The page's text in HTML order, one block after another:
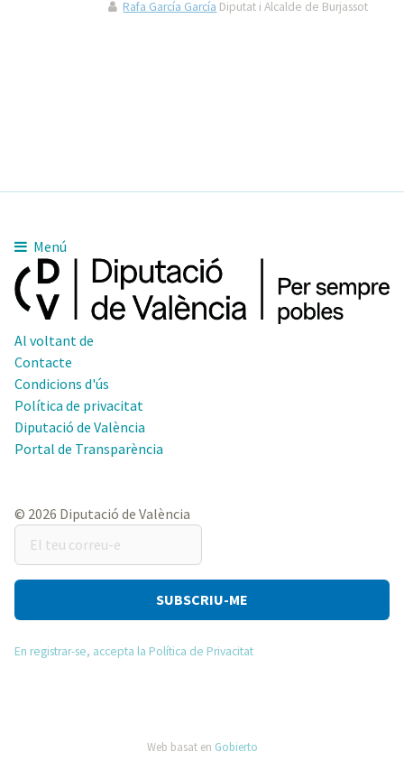
Rafa García García Diputat i Alcalde de Burjassot
Menú
Al voltant de
Contacte
Condicions d'ús
Política de privacitat
Diputació de València
Portal de Transparència
© 2026 Diputació de València
El
teu
correu-
En registrar-se, accepta la Política de Privacitat
Web basat en Gobierto